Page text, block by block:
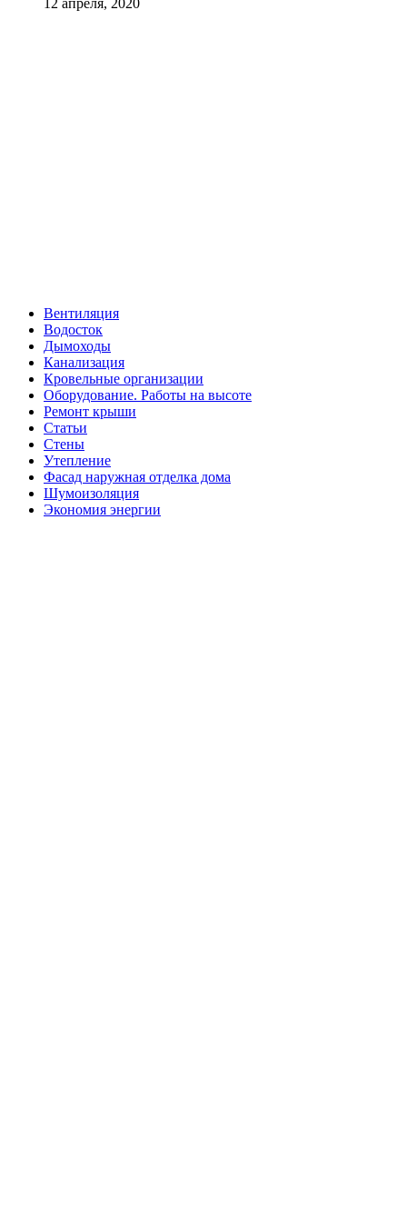
12 апреля, 2020
Вентиляция
Водосток
Дымоходы
Канализация
Кровельные организации
Оборудование. Работы на высоте
Ремонт крыши
Статьи
Стены
Утепление
Фасад наружная отделка дома
Шумоизоляция
Экономия энергии